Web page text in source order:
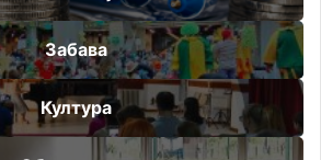
Забава
Култура